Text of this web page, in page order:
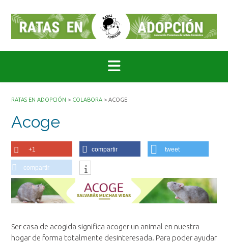
contenido
RATAS EN ADOPCIÓN > COLABORA > ACOGE
Acoge
+1 compartir tweet
compartir
Ser casa de acogida significa acoger un animal en nuestra
hogar de forma totalmente desinteresada. Para poder ayudar